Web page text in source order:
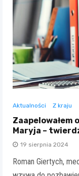
Aktualności Z kraju
Zaapelowałem
Maryja –
19 sierpnia 2024
Roman Giertych,